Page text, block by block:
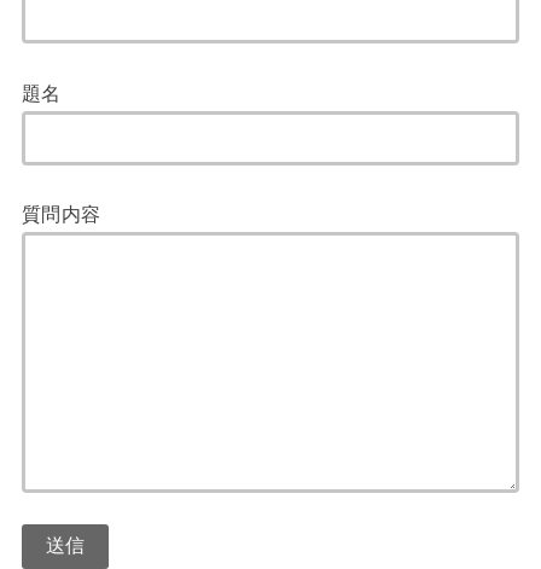
題名
質問内容